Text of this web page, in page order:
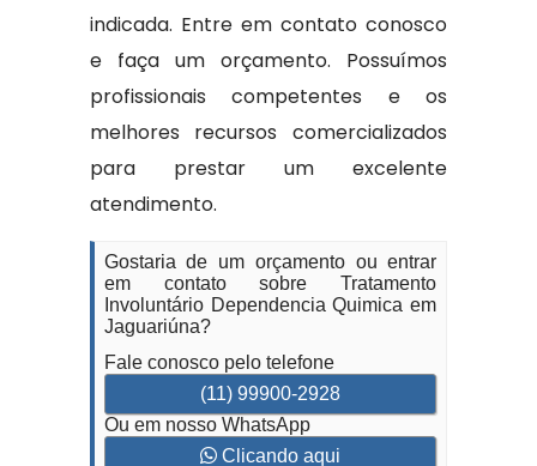
indicada. Entre em contato conosco
e faça um orçamento. Possuímos
profissionais competentes e os
melhores recursos comercializados
para prestar um excelente
atendimento.
Gostaria de um orçamento ou entrar
em contato sobre Tratamento
Involuntário Dependencia Quimica em
Jaguariúna?
Fale conosco pelo telefone
(11) 99900-2928
Ou em nosso WhatsApp
Clicando aqui